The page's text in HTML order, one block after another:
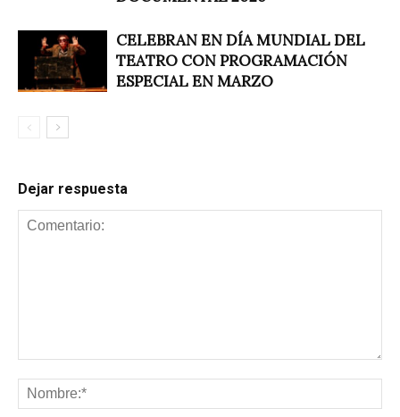
CELEBRAN EN DÍA MUNDIAL DEL
TEATRO CON PROGRAMACIÓN
ESPECIAL EN MARZO
Dejar respuesta